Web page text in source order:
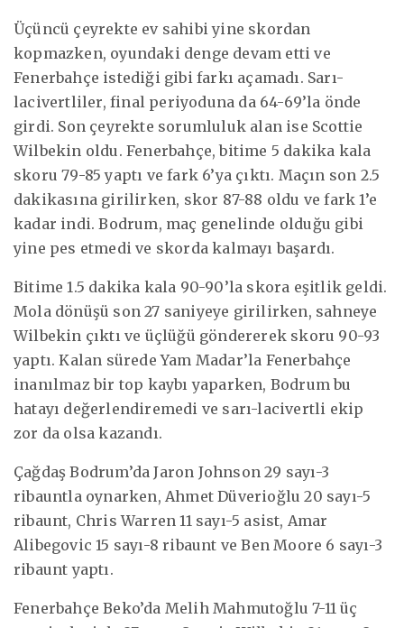
Üçüncü çeyrekte ev sahibi yine skordan
kopmazken, oyundaki denge devam etti ve
Fenerbahçe istediği gibi farkı açamadı. Sarı-
lacivertliler, final periyoduna da 64-69’la önde
girdi. Son çeyrekte sorumluluk alan ise Scottie
Wilbekin oldu. Fenerbahçe, bitime 5 dakika kala
skoru 79-85 yaptı ve fark 6’ya çıktı. Maçın son 2.5
dakikasına girilirken, skor 87-88 oldu ve fark 1’e
kadar indi. Bodrum, maç genelinde olduğu gibi
yine pes etmedi ve skorda kalmayı başardı.
Bitime 1.5 dakika kala 90-90’la skora eşitlik geldi.
Mola dönüşü son 27 saniyeye girilirken, sahneye
Wilbekin çıktı ve üçlüğü göndererek skoru 90-93
yaptı. Kalan sürede Yam Madar’la Fenerbahçe
inanılmaz bir top kaybı yaparken, Bodrum bu
hatayı değerlendiremedi ve sarı-lacivertli ekip
zor da olsa kazandı.
Çağdaş Bodrum’da Jaron Johnson 29 sayı-3
ribauntla oynarken, Ahmet Düverioğlu 20 sayı-5
ribaunt, Chris Warren 11 sayı-5 asist, Amar
Alibegovic 15 sayı-8 ribaunt ve Ben Moore 6 sayı-3
ribaunt yaptı.
Fenerbahçe Beko’da Melih Mahmutoğlu 7-11 üç